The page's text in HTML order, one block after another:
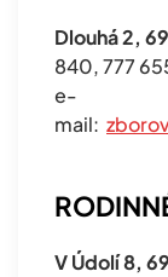
Dlouhá 2,
840, 777
e-
mail:
V Údolí 8,